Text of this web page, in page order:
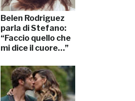
Belen Rodriguez
parla di Stefano:
“Faccio quello che
mi dice il cuore…”